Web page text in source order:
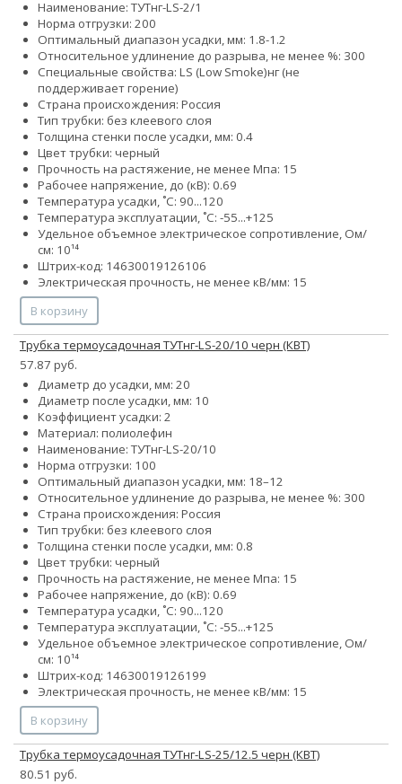
Наименование: ТУТнг-LS-2/1
Норма отгрузки: 200
Оптимальный диапазон усадки, мм: 1.8-1.2
Относительное удлинение до разрыва, не менее %: 300
Специальные свойства: LS (Low Smoke)нг (не
поддерживает горение)
Страна происхождения: Россия
Тип трубки: без клеевого слоя
Толщина стенки после усадки, мм: 0.4
Цвет трубки: черный
Прочность на растяжение, не менее Мпа: 15
Рабочее напряжение, до (кВ): 0.69
Температура усадки, ˚С: 90...120
Температура эксплуатации, ˚С: -55...+125
Удельное объемное электрическое сопротивление, Ом/
см: 10¹⁴
Штрих-код: 14630019126106
Электрическая прочность, не менее кВ/мм: 15
В корзину
Трубка термоусадочная ТУТнг-LS-20/10 черн (КВТ)
57.87 руб.
Диаметр до усадки, мм: 20
Диаметр после усадки, мм: 10
Коэффициент усадки: 2
Материал: полиолефин
Наименование: ТУТнг-LS-20/10
Норма отгрузки: 100
Оптимальный диапазон усадки, мм: 18–12
Относительное удлинение до разрыва, не менее %: 300
Страна происхождения: Россия
Тип трубки: без клеевого слоя
Толщина стенки после усадки, мм: 0.8
Цвет трубки: черный
Прочность на растяжение, не менее Мпа: 15
Рабочее напряжение, до (кВ): 0.69
Температура усадки, ˚С: 90...120
Температура эксплуатации, ˚С: -55...+125
Удельное объемное электрическое сопротивление, Ом/
см: 10¹⁴
Штрих-код: 14630019126199
Электрическая прочность, не менее кВ/мм: 15
В корзину
Трубка термоусадочная ТУТнг-LS-25/12.5 черн (КВТ)
80.51 руб.